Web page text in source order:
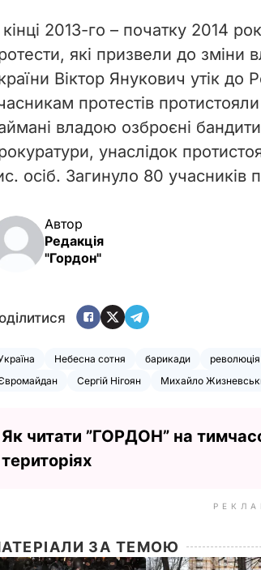
2013-го – початку 2014
які призвели до зміни
Віктор Янукович утік до
протестів
владою озброєні
унаслідок
осіб. Загинуло 80 учасників
Автор
Редакція
"Гордон"
Небесна сотня барикади революція
Сергій Нігоян Михайло
Як читати ”ГОРДОН” на
територіях
ЗА ТЕМОЮ